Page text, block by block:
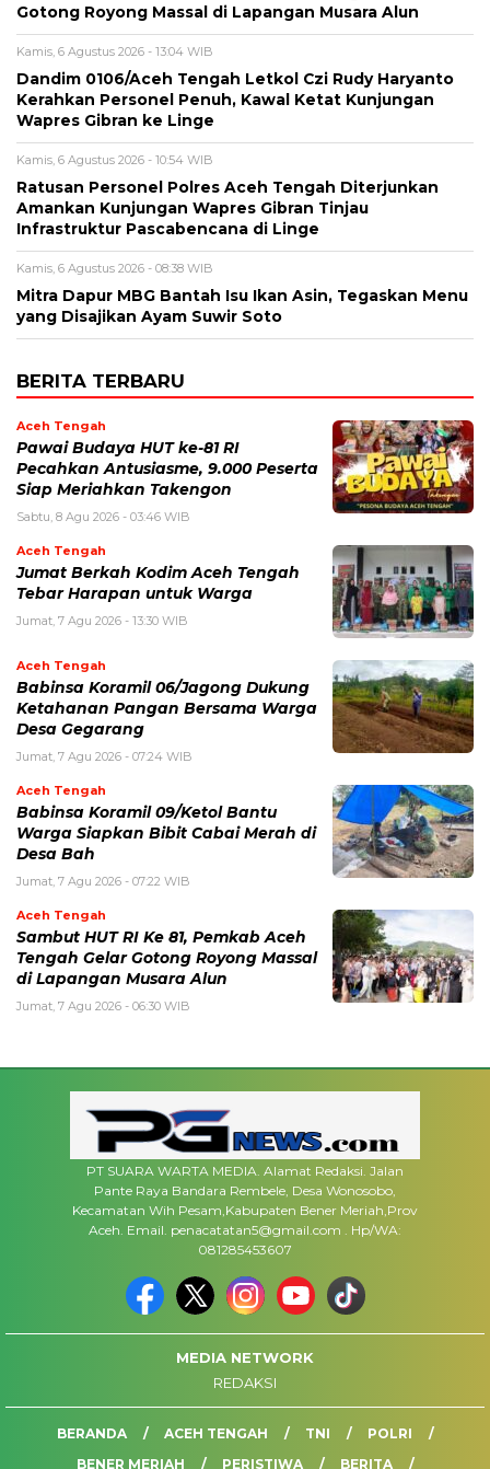
Gotong Royong Massal di Lapangan Musara Alun
Kamis, 6 Agustus 2026 - 13:04 WIB
Dandim 0106/Aceh Tengah Letkol Czi Rudy Haryanto
Kerahkan Personel Penuh, Kawal Ketat Kunjungan
Wapres Gibran ke Linge
Kamis, 6 Agustus 2026 - 10:54 WIB
Ratusan Personel Polres Aceh Tengah Diterjunkan
Amankan Kunjungan Wapres Gibran Tinjau
Infrastruktur Pascabencana di Linge
Kamis, 6 Agustus 2026 - 08:38 WIB
‎Mitra Dapur MBG Bantah Isu Ikan Asin, Tegaskan Menu
yang Disajikan Ayam Suwir Soto
BERITA TERBARU
Aceh Tengah
Pawai Budaya HUT ke-81 RI
Pecahkan Antusiasme, 9.000 Peserta
Siap Meriahkan Takengon
Sabtu, 8 Agu 2026 - 03:46 WIB
Aceh Tengah
Jumat Berkah Kodim Aceh Tengah
Tebar Harapan untuk Warga
Jumat, 7 Agu 2026 - 13:30 WIB
Aceh Tengah
‎Babinsa Koramil 06/Jagong Dukung
Ketahanan Pangan Bersama Warga
Desa Gegarang
Jumat, 7 Agu 2026 - 07:24 WIB
Aceh Tengah
‎Babinsa Koramil 09/Ketol Bantu
Warga Siapkan Bibit Cabai Merah di
Desa Bah
Jumat, 7 Agu 2026 - 07:22 WIB
Aceh Tengah
Sambut HUT RI Ke 81, Pemkab Aceh
Tengah Gelar Gotong Royong Massal
di Lapangan Musara Alun
Jumat, 7 Agu 2026 - 06:30 WIB
PT SUARA WARTA MEDIA. Alamat Redaksi. Jalan
Pante Raya Bandara Rembele, Desa Wonosobo,
Kecamatan Wih Pesam,Kabupaten Bener Meriah,Prov
Aceh. Email. penacatatan5@gmail.com . Hp/WA:
081285453607
MEDIA NETWORK
REDAKSI
BERANDA ACEH TENGAH TNI
POLRI
BENER MERIAH
PERISTIWA BERITA